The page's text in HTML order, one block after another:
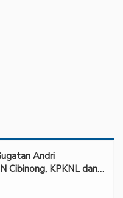
Andri
Cibinong, KPKNL dan